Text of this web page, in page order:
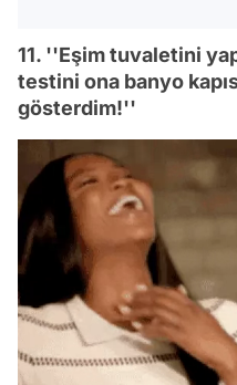
11. ''Eşim tuvaletini
testini ona banyo
gösterdim!''